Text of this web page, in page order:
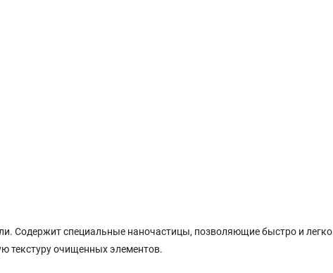
Содержит специальные наночастицы, позволяющие быстро и легко
текстуру очищенных элементов.